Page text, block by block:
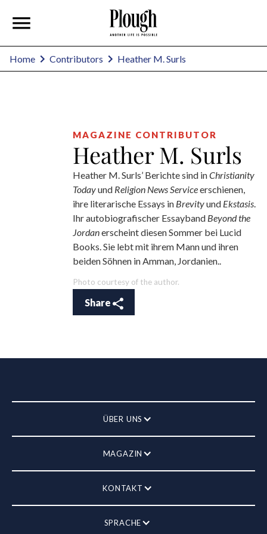
Home Contributors Heather M. Surls
MAGAZINE CONTRIBUTOR
Heather M. Surls
Heather M. Surls’ Berichte sind inChristianity
Todayund Religion News Serviceerschienen,
ihre literarische Essays in Brevityund Ekstasis.
Ihr autobiografischer Essayband Beyond the
Jordanerscheint diesen Sommer bei Lucid
Books. Sie lebt mit ihrem Mann und ihren
beiden Söhnen in Amman, Jordanien..
Photo courtesy of the author.
Share
ÜBER UNS
MAGAZIN
KONTAKT
SPRACHE